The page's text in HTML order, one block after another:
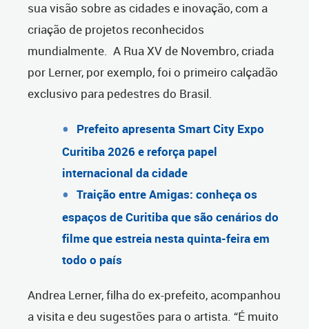
sua visão sobre as cidades e inovação, com a
criação de projetos reconhecidos
mundialmente. A Rua XV de Novembro, criada
por Lerner, por exemplo, foi o primeiro calçadão
exclusivo para pedestres do Brasil.
Prefeito apresenta Smart City Expo
Curitiba 2026 e reforça papel
internacional da cidade
Traição entre Amigas: conheça os
espaços de Curitiba que são cenários do
filme que estreia nesta quinta-feira em
todo o país
Andrea Lerner, filha do ex-prefeito, acompanhou
a visita e deu sugestões para o artista. “É muito